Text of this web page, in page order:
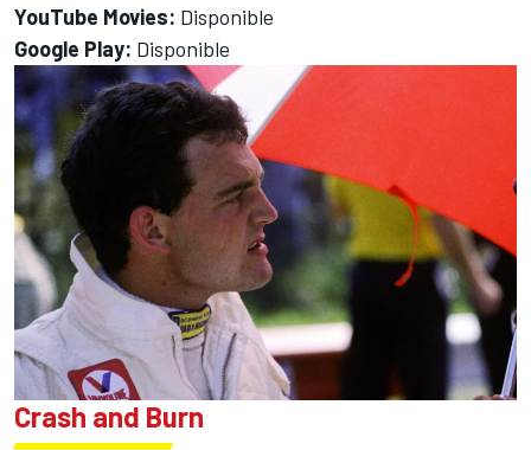
YouTube Movies: Disponible
Google Play: Disponible
Crash and Burn